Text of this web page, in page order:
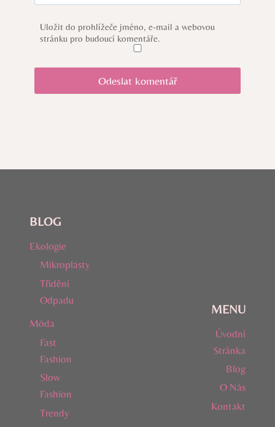
Uložit do prohlížeče jméno, e-mail a webovou
stránku pro budoucí komentáře.
BLOG
Ekologie
Mikroplasty
Třídění
Odpadu
Móda
Fast
Fashion
Slow
Fashion
Trendy
MENU
Úvodní
Stránka
Blog
O Nás
Kontakt